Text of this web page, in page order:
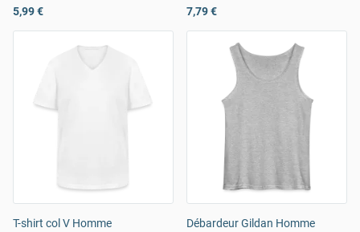
5,99 €
7,79 €
T-shirt col V Homme
Débardeur Gildan Homme